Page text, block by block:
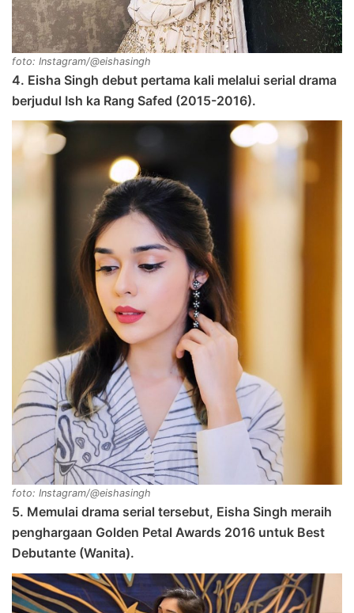
foto: Instagram/@eishasingh
4. Eisha Singh debut pertama kali melalui serial drama
berjudul Ish ka Rang Safed (2015-2016).
foto: Instagram/@eishasingh
5. Memulai drama serial tersebut, Eisha Singh meraih
penghargaan Golden Petal Awards 2016 untuk Best
Debutante (Wanita).